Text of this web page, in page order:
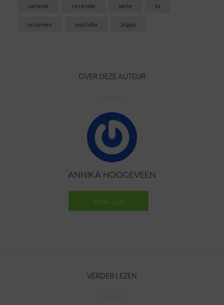
racisme recensie serie tv
vrouwen youtube ziggo
OVER DEZE AUTEUR
ANNIKA HOOGEVEEN
TOON ALLE
VERDER LEZEN